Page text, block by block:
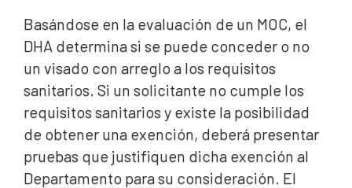
Basándose en la evaluación de un MOC, el
DHA determina si se puede conceder o no
un visado con arreglo a los requisitos
sanitarios. Si un solicitante no cumple los
requisitos sanitarios y existe la posibilidad
de obtener una exención, deberá presentar
pruebas que justifiquen dicha exención al
Departamento para su consideración. El